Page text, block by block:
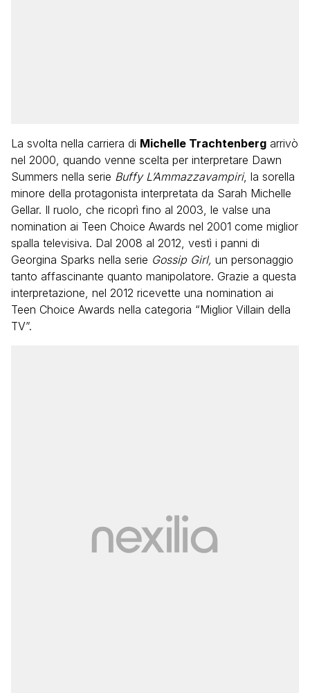
La svolta nella carriera di Michelle Trachtenberg arrivò
nel 2000, quando venne scelta per interpretare Dawn
Summers nella serie Buffy L’Ammazzavampiri, la sorella
minore della protagonista interpretata da Sarah Michelle
Gellar. Il ruolo, che ricoprì fino al 2003, le valse una
nomination ai Teen Choice Awards nel 2001 come miglior
spalla televisiva. Dal 2008 al 2012, vestì i panni di
Georgina Sparks nella serie Gossip Girl, un personaggio
tanto affascinante quanto manipolatore. Grazie a questa
interpretazione, nel 2012 ricevette una nomination ai
Teen Choice Awards nella categoria “Miglior Villain della
TV”.